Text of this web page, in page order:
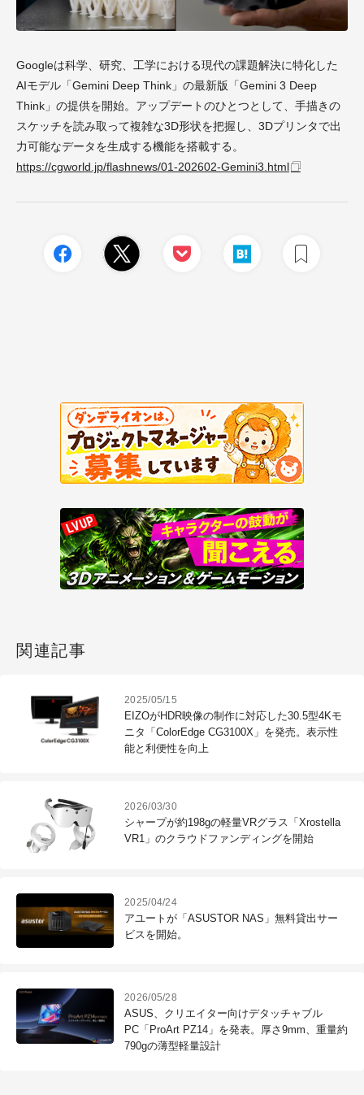
Googleは科学、研究、工学における現代の課題解決に特化した
AIモデル「Gemini Deep Think」の最新版「Gemini 3 Deep
Think」の提供を開始。アップデートのひとつとして、手描きの
スケッチを読み取って複雑な3D形状を把握し、3Dプリンタで出
力可能なデータを生成する機能を搭載する。
https://cgworld.jp/flashnews/01-202602-Gemini3.html
関連記事
2025/05/15
EIZOがHDR映像の制作に対応した30.5型4Kモ
ニタ「ColorEdge CG3100X」を発売。表示性
能と利便性を向上
2026/03/30
シャープが約198gの軽量VRグラス「Xrostella
VR1」のクラウドファンディングを開始
2025/04/24
アユートが「ASUSTOR NAS」無料貸出サー
ビスを開始。
2026/05/28
ASUS、クリエイター向けデタッチャブル
PC「ProArt PZ14」を発表。厚さ9mm、重量約
790gの薄型軽量設計